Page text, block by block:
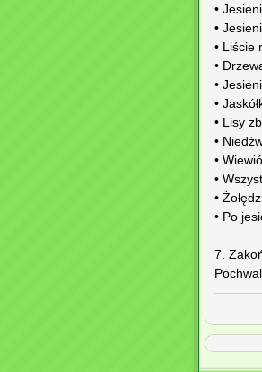
•
•
• Liście
•
•
•
• Lisy
•
•
•
•
• Po
7.